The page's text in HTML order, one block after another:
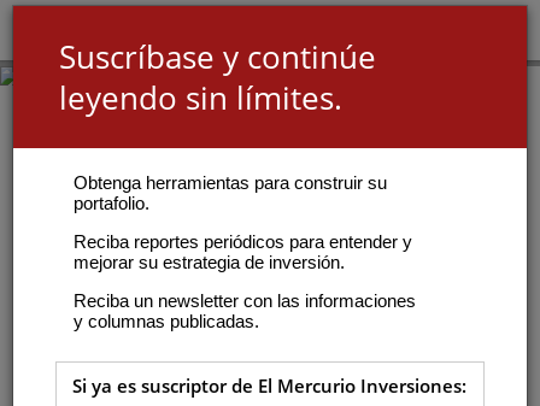
Suscríbase y continúe
leyendo sin límites.
Obtenga herramientas para construir su
portafolio.
Reciba reportes periódicos para entender y
mejorar su estrategia de inversión.
Reciba un newsletter con las informaciones
y columnas publicadas.
Si ya es suscriptor de El Mercurio Inversiones: